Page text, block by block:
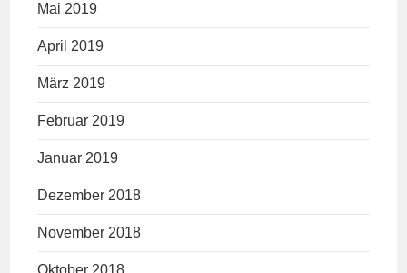
Mai 2019
April 2019
März 2019
Februar 2019
Januar 2019
Dezember 2018
November 2018